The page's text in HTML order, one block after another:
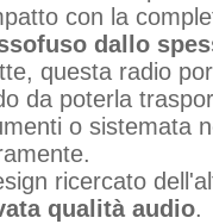
con la
dallo
questa radio
da poterla
o sistemata
ricercato
qualità audio.